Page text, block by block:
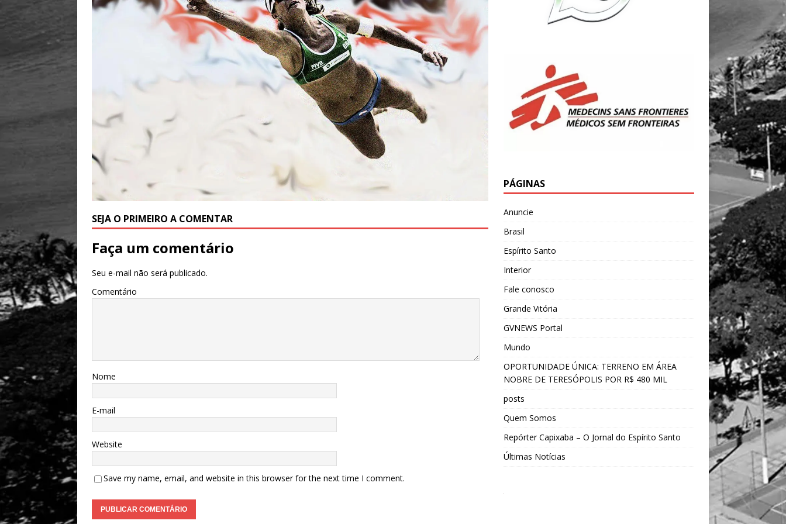
SEJA O PRIMEIRO A COMENTAR
Faça um comentário
Seu e-mail não será publicado.
Comentário
Nome
E-mail
Website
Save my name, email, and website in this browser for the next time I comment.
PÁGINAS
Anuncie
Brasil
Espírito Santo
Interior
Fale conosco
Grande Vitória
GVNEWS Portal
Mundo
OPORTUNIDADE ÚNICA: TERRENO EM ÁREA
NOBRE DE TERESÓPOLIS POR R$ 480 MIL
posts
Quem Somos
Repórter Capixaba – O Jornal do Espírito Santo
Últimas Notícias